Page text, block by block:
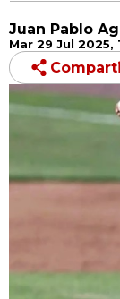
Juan Pablo
Mar 29 Jul 2025,